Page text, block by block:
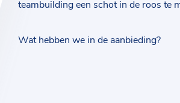
teambuilding een schot in de roos te
Wat hebben we in de aanbieding?